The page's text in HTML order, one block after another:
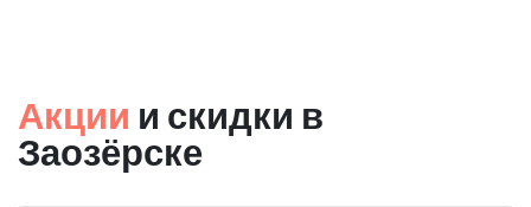
Акции и скидки в
Заозёрске